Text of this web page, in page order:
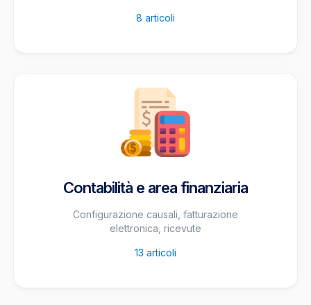
8 articoli
Contabilità e area finanziaria
Configurazione causali, fatturazione
elettronica, ricevute
13 articoli